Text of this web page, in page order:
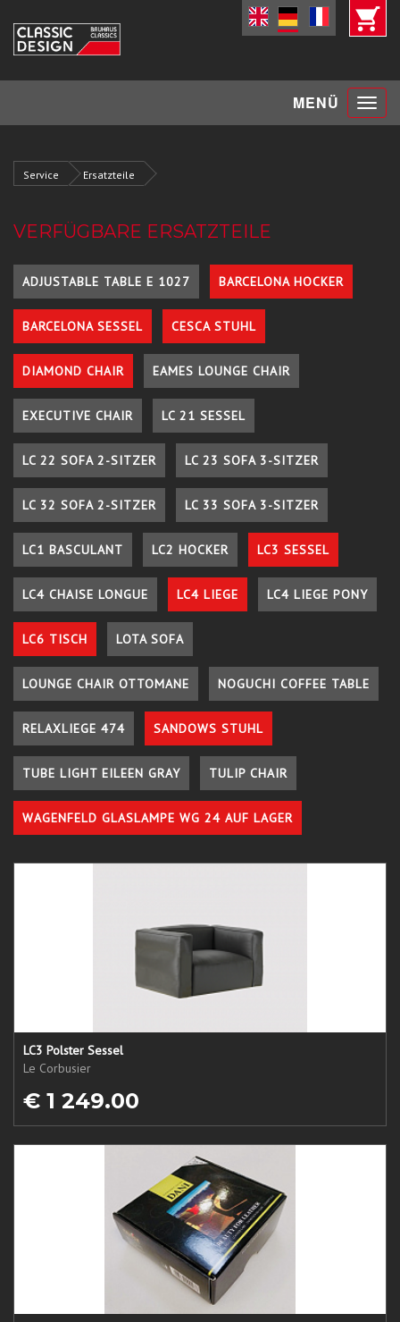
MENÜ Toggle
Service Ersatzteile
VERFÜGBARE ERSATZTEILE
ADJUSTABLE TABLE E 1027 BARCELONA HOCKER
BARCELONA SESSEL CESCA STUHL
DIAMOND CHAIR EAMES LOUNGE CHAIR
EXECUTIVE CHAIR LC 21 SESSEL
LC 22 SOFA 2-SITZER LC 23 SOFA 3-SITZER
LC 32 SOFA 2-SITZER LC 33 SOFA 3-SITZER
LC1 BASCULANT LC2 HOCKER LC3 SESSEL
LC4 CHAISE LONGUE LC4 LIEGE LC4 LIEGE PONY
LC6 TISCH LOTA SOFA
LOUNGE CHAIR OTTOMANE NOGUCHI COFFEE TABLE
RELAXLIEGE 474 SANDOWS STUHL
TUBE LIGHT EILEEN GRAY TULIP CHAIR
WAGENFELD GLASLAMPE WG 24 AUF LAGER
LC3 Polster Sessel
Le Corbusier
€ 1 249.00